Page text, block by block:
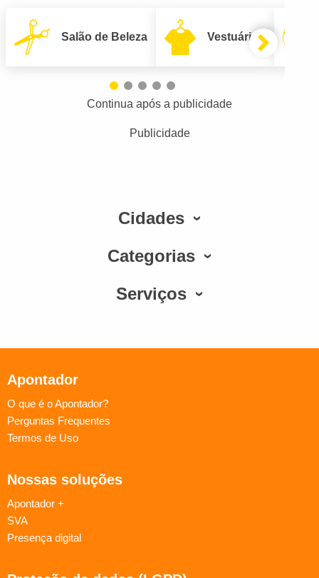
Salão de Beleza Vestuário
Continua após a publicidade
Publicidade
Cidades
Categorias
Serviços
Apontador
O que é o Apontador?
Perguntas Frequentes
Termos de Uso
Nossas soluções
Apontador +
SVA
Presença digital